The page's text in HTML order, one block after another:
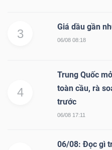
3
Giá dầu gần
06/08 08:18
4
Trung Quốc
toàn cầu, rà
trước
06/08 17:11
06/08: Đọc gì